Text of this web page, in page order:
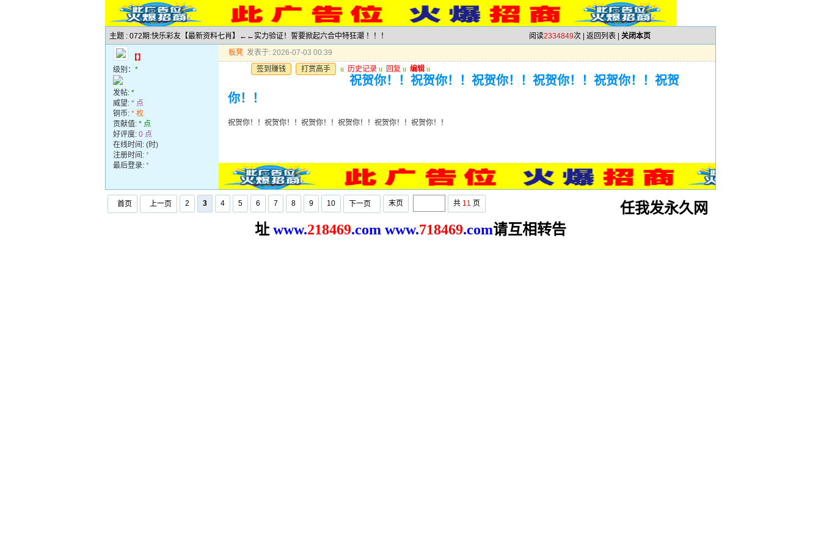
主题 : 072期:快乐彩友【最新资料七肖】←←实力验证！誓要掀起六合中特狂潮 ！！！ 阅读2334849次 | 返回列表 关闭本页
【】
级别： *
发帖: *
威望: * 点
铜币: * 枚
贡献值: * 点
好评度: 0 点
在线时间: (时)
注册时间: *
最后登录: *
板凳 发表于: 2026-07-03 00:39
签到赚钱
打赏高手 u 历史记录 u 回复 u 编辑 u
祝贺你！！祝贺你！！祝贺你！！祝贺你！！祝贺你！！祝贺
你！！
祝贺你！！祝贺你！！祝贺你！！祝贺你！！祝贺你！！祝贺你！！
首页 上一页 2 3 4 5 6 7 8 9 10 下一页 末页 共 11 页
任我发永久网
址 www.218469.com www.718469.com请互相转告